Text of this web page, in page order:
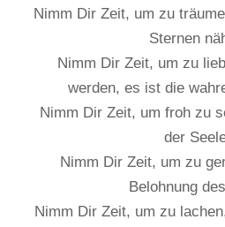
Nimm Dir Zeit, um zu
Sternen
Nimm Dir Zeit, um zu
werden, es ist die
Nimm Dir Zeit, um froh zu
der
Nimm Dir Zeit, um zu
Belohnung
Nimm Dir Zeit, um zu